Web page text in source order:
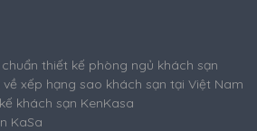
thiết kế phòng ngủ khách sạn
xếp hạng sao khách sạn tại Việt Nam
khách sạn KenKasa
KaSa